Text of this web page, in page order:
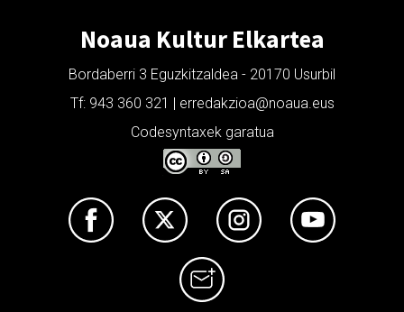
Noaua Kultur Elkartea
Bordaberri 3 Eguzkitzaldea - 20170 Usurbil
Tf: 943 360 321 | erredakzioa@noaua.eus
Codesyntaxek garatua